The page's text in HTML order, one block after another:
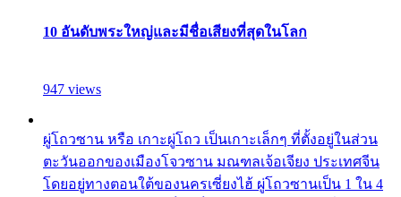
10 อันดับพระใหญ่และมีชื่อเสียงที่สุดในโลก
947 views
ผู่โถวซาน หรือ เกาะผู่โถว เป็นเกาะเล็กๆ ที่ตั้งอยู่ในส่วน
ตะวันออกของเมืองโจวซาน มณฑลเจ้อเจียง ประเทศจีน
โดยอยู่ทางตอนใต้ของนครเซี่ยงไฮ้ ผู่โถวซานเป็น 1 ใน 4